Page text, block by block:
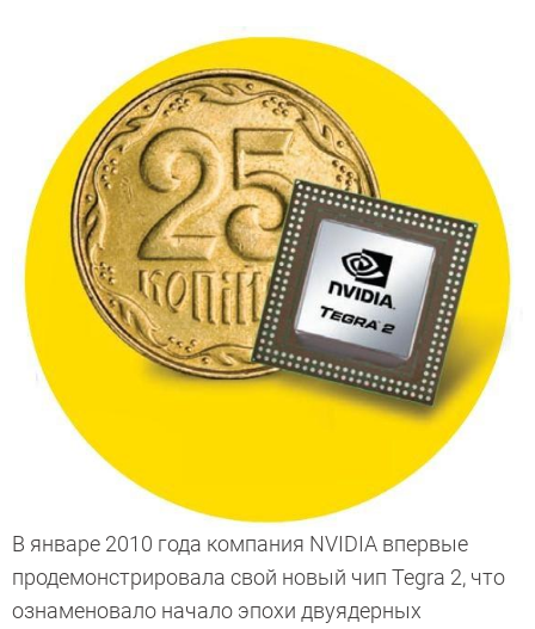
В январе 2010 года компания NVIDIA впервые
продемонстрировала свой новый чип Tegra 2, что
ознаменовало начало эпохи двуядерных